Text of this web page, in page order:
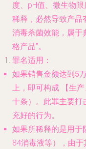
度、pH值、微生物
稀释，必然导致产品
消毒杀菌效能，属于
格产品”。
罪名适用 ：
如果销售金额达到5
上，即可构成
【生
十条）。此罪主要打
充好的行为。
如果所稀释的是用于
84消毒液等），由于